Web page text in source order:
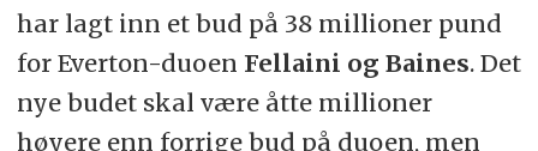
har lagt inn et bud på 38 millioner pund
for Everton-duoen Fellaini og Baines. Det
nye budet skal være åtte millioner
høyere enn forrige bud på duoen, men